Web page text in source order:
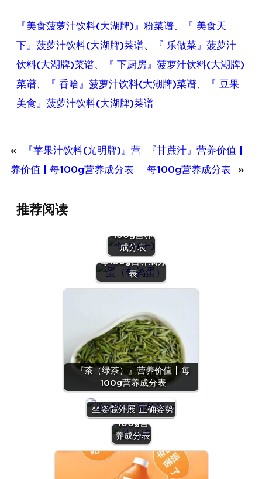
『美食菠萝汁饮料(大湖牌)』粉菜谱、
『 美食天
下』菠萝汁饮料(大湖牌)菜谱、
『 乐做菜』菠萝汁
饮料(大湖牌)菜谱、
『 下厨房』菠萝汁饮料(大湖牌)
菜谱、 『 香哈』菠萝汁饮料(大湖牌)菜谱、
『 豆果
美食』菠萝汁饮料(大湖牌)菜谱
«
『苹果汁饮料(光明牌)』营
养价值 | 每100g营养成分表
『甘蔗汁』营养价值 |
每100g营养成分表
»
推荐阅读
100g营养
成分表
『蛋（鹌鹑
蛋）』营养价值 |
每100g营养成分
表
『茶（绿茶）』营养价值 | 每
100g营养成分表
坐姿髋外展 正确姿势
『沙拉
酱』营养
价值 | 每
100g营
养成分表